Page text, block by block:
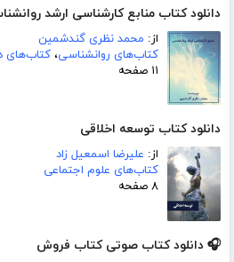
دانلود کتاب منابع کارشناسی ارشد
از: محمد نظری گندشمین
کتاب‌های روانشناسی، کتاب‌های
۱۱ صفحه
دانلود کتاب توسعه اخلاقی
از: علیرضا اسمعیل زاد
کتاب‌های علوم اجتماعی
۸ صفحه
🎧 دانلود کتاب صوتی کتاب فروش